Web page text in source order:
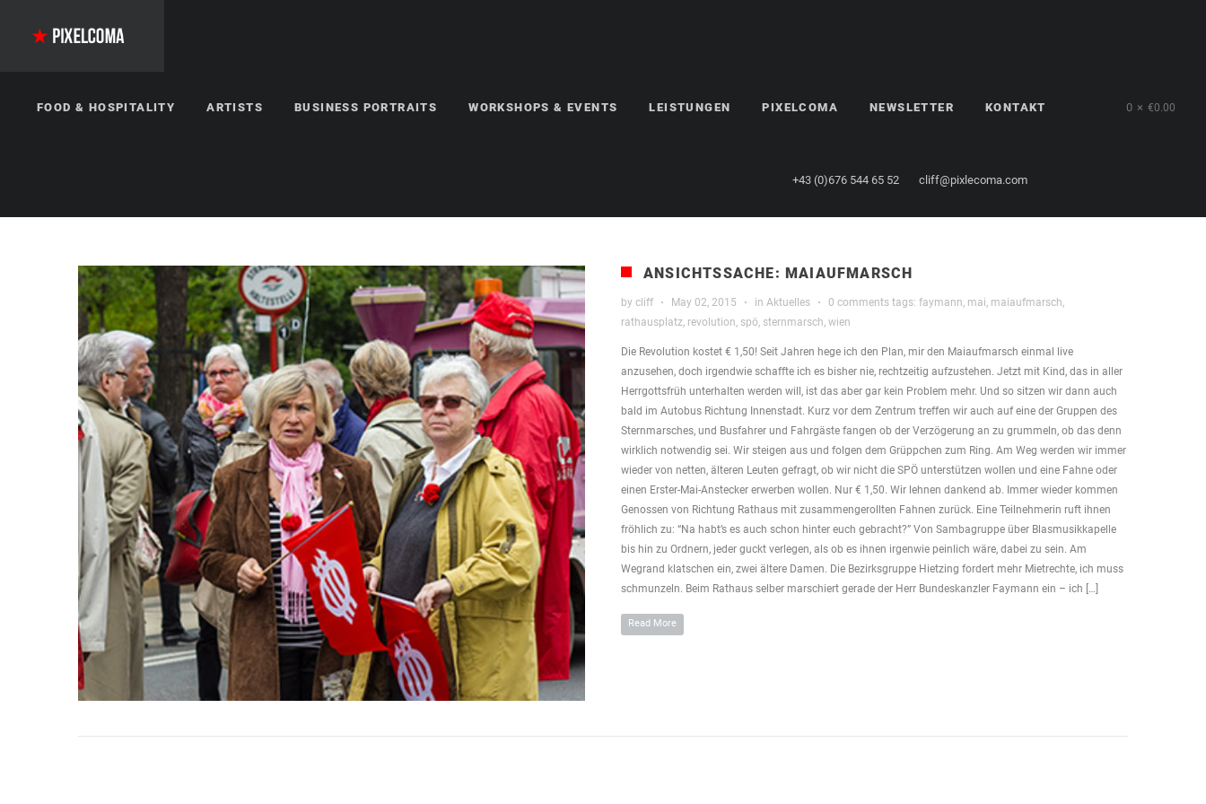
FOOD & HOSPITALITY ARTISTS BUSINESS PORTRAITS WORKSHOPS & EVENTS LEISTUNGEN PIXELCOMA NEWSLETTER KONTAKT 0 €0.00
cliff@pixlecoma.com
+43 (0)676 544 65 52
ANSICHTSSACHE: MAIAUFMARSCH
by cliff · May 02, 2015 · in Aktuelles · 0 comments tags: faymann mai maiaufmarsch
rathausplatz revolution spö sternmarsch wien
Die Revolution kostet € 1,50! Seit Jahren hege ich den Plan, mir den Maiaufmarsch einmal live
anzusehen, doch irgendwie schaffte ich es bisher nie, rechtzeitig aufzustehen. Jetzt mit Kind, das in aller
Herrgottsfrüh unterhalten werden will, ist das aber gar kein Problem mehr. Und so sitzen wir dann auch
bald im Autobus Richtung Innenstadt. Kurz vor dem Zentrum treffen wir auch auf eine der Gruppen des
Sternmarsches, und Busfahrer und Fahrgäste fangen ob der Verzögerung an zu grummeln, ob das denn
wirklich notwendig sei. Wir steigen aus und folgen dem Grüppchen zum Ring. Am Weg werden wir immer
wieder von netten, älteren Leuten gefragt, ob wir nicht die SPÖ unterstützen wollen und eine Fahne oder
einen Erster-Mai-Anstecker erwerben wollen. Nur € 1,50. Wir lehnen dankend ab. Immer wieder kommen
Genossen von Richtung Rathaus mit zusammengerollten Fahnen zurück. Eine Teilnehmerin ruft ihnen
fröhlich zu: “Na habt’s es auch schon hinter euch gebracht?” Von Sambagruppe über Blasmusikkapelle
bis hin zu Ordnern, jeder guckt verlegen, als ob es ihnen irgenwie peinlich wäre, dabei zu sein. Am
Wegrand klatschen ein, zwei ältere Damen. Die Bezirksgruppe Hietzing fordert mehr Mietrechte, ich muss
schmunzeln. Beim Rathaus selber marschiert gerade der Herr Bundeskanzler Faymann ein – ich […]
Read More